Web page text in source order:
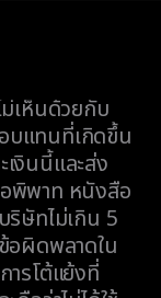
เห็นด้วยกับ
บแทนที่เกิดขึ้น
งินนี้และส่ง
พิพาท หนังสือ
ริษัทไม่เกิน 5
อผิดพลาดใน
รโต้แย้งที่